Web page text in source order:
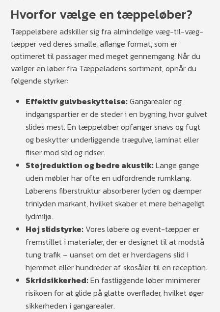
Hvorfor vælge en tæppeløber?
Tæppeløbere adskiller sig fra almindelige væg-til-væg-
tæpper ved deres smalle, aflange format, som er
optimeret til passager med meget gennemgang. Når du
vælger en løber fra Tæppeladens sortiment, opnår du
følgende styrker:
Effektiv gulvbeskyttelse:Gangarealer og
indgangspartier er de steder i en bygning, hvor gulvet
slides mest. En tæppeløber opfanger snavs og fugt
og beskytter underliggende trægulve, laminat eller
fliser mod slid og ridser.
Støjreduktion og bedre akustik:Lange gange
uden møbler har ofte en udfordrende rumklang.
Løberens fiberstruktur absorberer lyden og dæmper
trinlyden markant, hvilket skaber et mere behageligt
lydmiljø.
Høj slidstyrke: Vores løbere og event-tæpper er
fremstillet i materialer, der er designet til at modstå
tung trafik – uanset om det er hverdagens slid i
hjemmet eller hundreder af skosåler til en reception.
Skridsikkerhed:En fastliggende løber minimerer
risikoen for at glide på glatte overflader, hvilket øger
sikkerheden i gangarealer.